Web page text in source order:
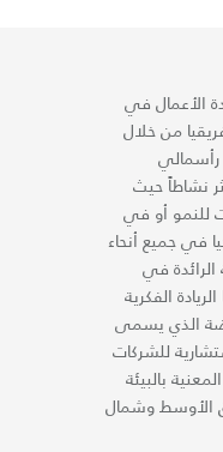
الأعمال في
من خلال
نشاطاً حيث
للنمو أو في
في جميع أنحاء
في
الفكرية
الذي يسمى
للشركات
بالبيئة
الأوسط وشمال